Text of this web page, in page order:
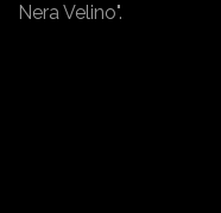
Nera Velino".